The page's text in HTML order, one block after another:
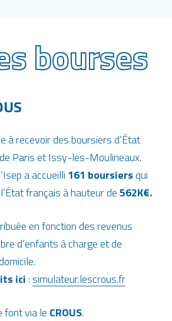
bourses
à recevoir des boursiers d’État
Paris et Issy-les-Moulineaux.
a accueilli 161 boursiersqui
français à hauteur de562K€.
en fonction des revenus
d’enfants à charge et de
ici: simulateur.lescrous.fr
font via le CROUS.